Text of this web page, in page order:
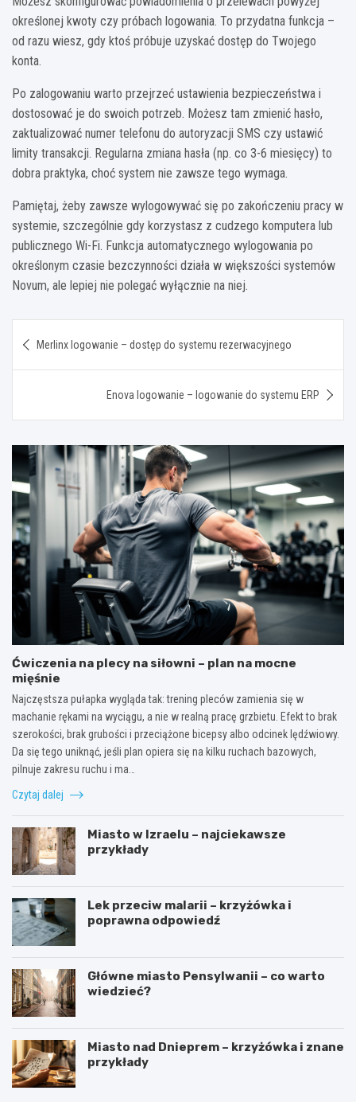
określonej kwoty czy próbach logowania. To przydatna funkcja –
od razu wiesz, gdy ktoś próbuje uzyskać dostęp do Twojego
konta.
Po zalogowaniu warto przejrzeć ustawienia bezpieczeństwa i
dostosować je do swoich potrzeb. Możesz tam zmienić hasło,
zaktualizować numer telefonu do autoryzacji SMS czy ustawić
limity transakcji. Regularna zmiana hasła (np. co 3-6 miesięcy) to
dobra praktyka, choć system nie zawsze tego wymaga.
Pamiętaj, żeby zawsze wylogowywać się po zakończeniu pracy w
systemie, szczególnie gdy korzystasz z cudzego komputera lub
publicznego Wi-Fi. Funkcja automatycznego wylogowania po
określonym czasie bezczynności działa w większości systemów
Novum, ale lepiej nie polegać wyłącznie na niej.
wpisu
Merlinx logowanie – dostęp do systemu rezerwacyjnego
Enova logowanie – logowanie do systemu ERP
Ćwiczenia na plecy na siłowni – plan na mocne
mięśnie
Najczęstsza pułapka wygląda tak: trening pleców zamienia się w
machanie rękami na wyciągu, a nie w realną pracę grzbietu. Efekt to brak
szerokości, brak grubości i przeciążone bicepsy albo odcinek lędźwiowy.
Da się tego uniknąć, jeśli plan opiera się na kilku ruchach bazowych,
pilnuje zakresu ruchu i ma…
Czytaj dalej
Miasto w Izraelu – najciekawsze
przykłady
Lek przeciw malarii – krzyżówka i
poprawna odpowiedź
Główne miasto Pensylwanii – co warto
wiedzieć?
Miasto nad Dnieprem – krzyżówka i znane
przykłady
J
D